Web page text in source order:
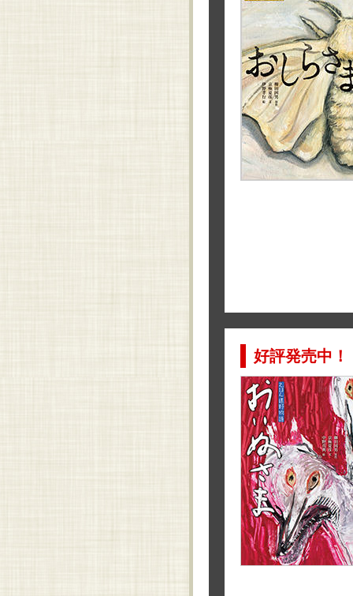
好評発売中！